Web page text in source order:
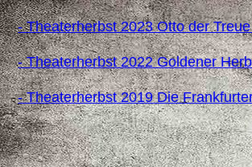
- Theaterherbst 2023 Otto der
- Theaterherbst 2022 Goldener
- Theaterherbst 2019 Die